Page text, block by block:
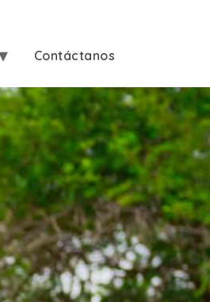
Contáctanos